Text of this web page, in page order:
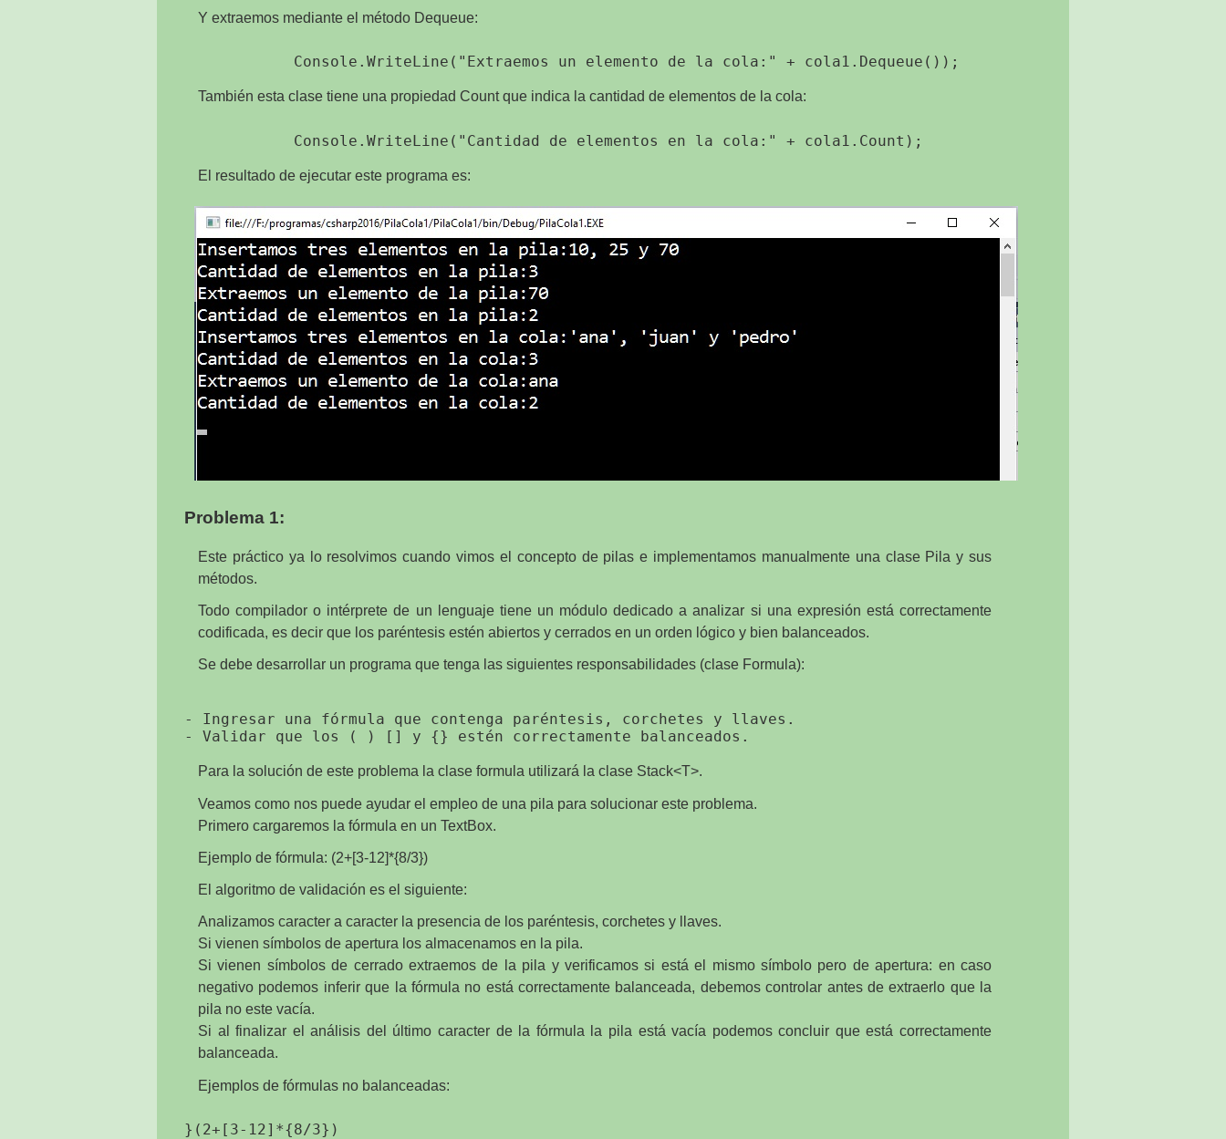
Y extraemos mediante el método Dequeue:
También esta clase tiene una propiedad Count que indica la cantidad de elementos de la cola:
El resultado de ejecutar este programa es:
Problema 1:
Este práctico ya lo resolvimos cuando vimos el concepto de pilas e implementamos manualmente una clase Pila y sus
métodos.
Todo compilador o intérprete de un lenguaje tiene un módulo dedicado a analizar si una expresión está correctamente
codificada, es decir que los paréntesis estén abiertos y cerrados en un orden lógico y bien balanceados.
Se debe desarrollar un programa que tenga las siguientes responsabilidades (clase Formula):
- Ingresar una fórmula que contenga paréntesis, corchetes y llaves.
Para la solución de este problema la clase formula utilizará la clase Stack<T>.
Veamos como nos puede ayudar el empleo de una pila para solucionar este problema.
Primero cargaremos la fórmula en un TextBox.
Ejemplo de fórmula: (2+[3-12]*{8/3})
El algoritmo de validación es el siguiente:
Analizamos caracter a caracter la presencia de los paréntesis, corchetes y llaves.
Si vienen símbolos de apertura los almacenamos en la pila.
Si vienen símbolos de cerrado extraemos de la pila y verificamos si está el mismo símbolo pero de apertura: en caso
negativo podemos inferir que la fórmula no está correctamente balanceada, debemos controlar antes de extraerlo que la
pila no este vacía.
Si al finalizar el análisis del último caracter de la fórmula la pila está vacía podemos concluir que está correctamente
balanceada.
Ejemplos de fórmulas no balanceadas:
}(2+[3-12]*{8/3})